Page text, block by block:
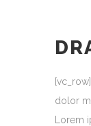
dolor
Lorem